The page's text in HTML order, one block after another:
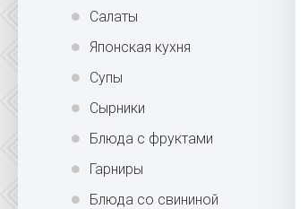
Салаты
Японская кухня
Супы
Сырники
Блюда с фруктами
Гарниры
Блюда со свининой